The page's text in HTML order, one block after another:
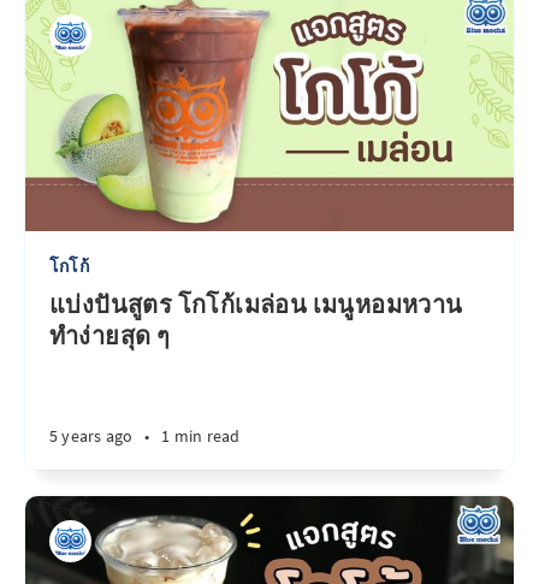
โกโก้
แบ่งปันสูตร โกโก้เมล่อน เมนูหอมหวาน
ทำง่ายสุด ๆ
5 years ago • 1 min read